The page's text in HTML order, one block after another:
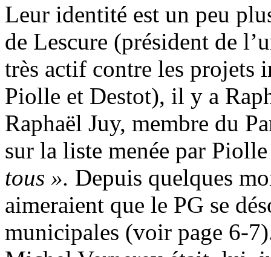
Leur identité est un peu
de Lescure (président de
très actif contre les projets
Piolle et Destot), il y a
Raphaël Juy, membre du
sur la liste menée par
tous ». Depuis quelques
aimeraient que le PG se
municipales (voir page 6-